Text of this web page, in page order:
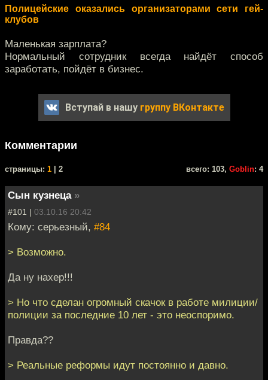
Полицейские оказались организаторами сети гей-
клубов
Маленькая зарплата?
Нормальный сотрудник всегда найдёт способ
заработать, пойдёт в бизнес.
Вступай в нашу группу ВКонтакте
Комментарии
cтраницы: 1 | 2 всего: 103, Goblin: 4
Сын кузнеца »
#101 | 03.10.16 20:42
Кому: серьезный, #84
> Возможно.
Да ну нахер!!!
> Но что сделан огромный скачок в работе милиции/
полиции за последние 10 лет - это неоспоримо.
Правда??
> Реальные реформы идут постоянно и давно.